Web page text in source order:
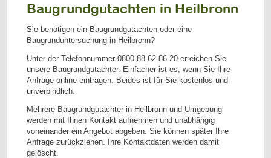
Baugrundgutachten in Heilbronn
Sie benötigen ein Baugrundgutachten oder eine
Baugrunduntersuchung in Heilbronn?
Unter der Telefonnummer 0800 88 62 86 20 erreichen Sie
unsere Baugrundgutachter. Einfacher ist es, wenn Sie Ihre
Anfrage online eintragen. Beides ist für Sie kostenlos und
unverbindlich.
Mehrere Baugrundgutachter in Heilbronn und Umgebung
werden mit Ihnen Kontakt aufnehmen und unabhängig
voneinander ein Angebot abgeben. Sie können später Ihre
Anfrage zurückziehen. Ihre Kontaktdaten werden damit
gelöscht.